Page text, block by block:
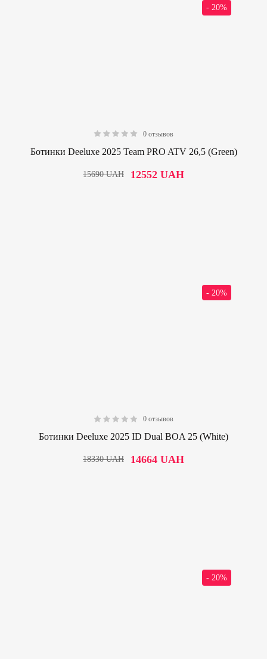
- 20%
0 отзывов
Ботинки Deeluxe 2025 Team PRO ATV 26,5 (Green)
12552UAH
15690UAH
- 20%
0 отзывов
Ботинки Deeluxe 2025 ID Dual BOA 25 (White)
14664UAH
18330UAH
- 20%